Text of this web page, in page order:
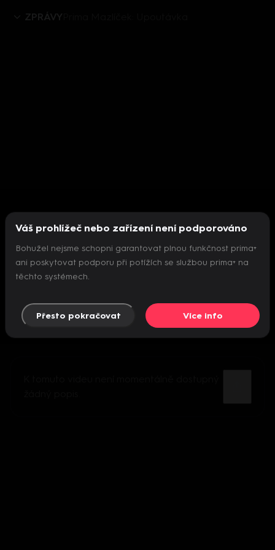
ZPRÁVY
Nepodařilo se inicializovat přehrávač
Váš prohlížeč nebo zařízení není podporováno
Bohužel nejsme schopni garantovat plnou funkčnost prima+
ani poskytovat podporu při potížích se službou prima+ na
těchto systémech.
Přesto pokračovat Více info